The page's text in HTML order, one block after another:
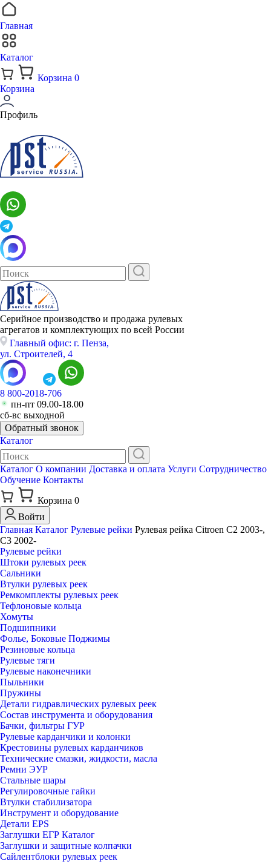
Главная
Каталог
Корзина 0
Корзина
Профиль
Серийное производство и продажа рулевых
агрегатов и комплектующих по всей России
Главный офис: г. Пенза,
ул. Строителей, 4
8 800-2018-706
пн-пт 09.00-18.00
сб-вс выходной
Обратный звонок
Каталог
Каталог О компании Доставка и оплата Услуги Сотрудничество
Обучение Контакты
Корзина 0
Войти
Главная Каталог Рулевые рейки Рулевая рейка Citroen C2 2003-,
C3 2002-
Рулевые рейки
Штоки рулевых реек
Сальники
Втулки рулевых реек
Ремкомплекты рулевых реек
Тефлоновые кольца
Хомуты
Подшипники
Фолье, Боковые Поджимы
Резиновые кольца
Рулевые тяги
Рулевые наконечники
Пыльники
Пружины
Детали гидравлических рулевых реек
Состав инструмента и оборудования
Бачки, фильтры ГУР
Рулевые карданчики и колонки
Крестовины рулевых карданчиков
Технические смазки, жидкости, масла
Ремни ЭУР
Стальные шары
Регулировочные гайки
Втулки стабилизатора
Инструмент и оборудование
Детали EPS
Заглушки ЕГР Каталог
Заглушки и защитные колпачки
Сайлентблоки рулевых реек